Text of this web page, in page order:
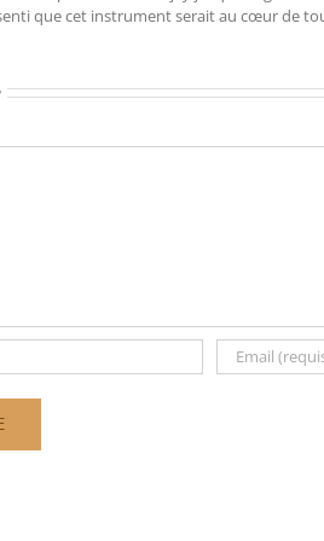
que cet instrument serait au cœur de